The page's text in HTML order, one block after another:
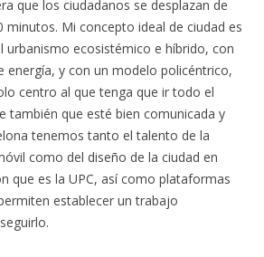
que los ciudadanos se desplazan de
minutos. Mi concepto ideal de ciudad es
urbanismo ecosistémico e híbrido, con
energía, y con un modelo policéntrico,
centro al que tenga que ir todo el
también que esté bien comunicada y
tenemos tanto el talento de la
como del diseño de la ciudad en
que es la UPC, así como plataformas
establecer un trabajo